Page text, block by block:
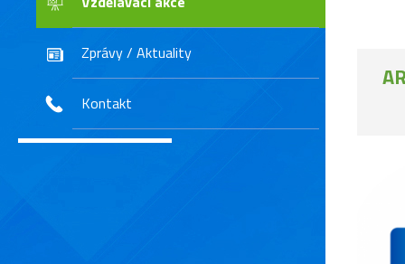
Zprávy / Aktuality
Kontakt